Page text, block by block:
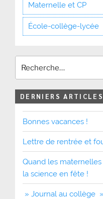
Maternelle et CP
École-collège-lycée
DERNIERS ARTICLES
Bonnes vacances !
Lettre de rentrée et
Quand les
la science en fête !
» Journal au collège